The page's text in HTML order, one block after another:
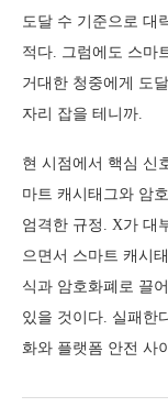
도달 수 기준으로 대
적다. 그럼에도 스마
거대한 청중에게 도
자리 잡을 테니까.
현 시점에서 핵심 신
마트 캐시태그와 암
엄격한 규정. X가 대
으면서 스마트 캐시
식과 암호화폐로 끌
있을 것이다. 실패한
화와 플랫폼 안전 사